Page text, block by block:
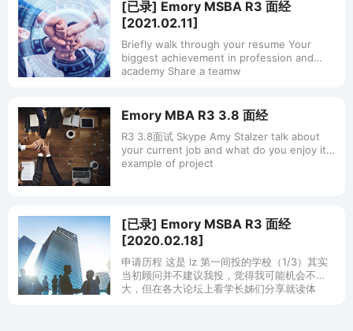
[已录] Emory MSBA R3 面经
[2021.02.11]
Briefly walk through your resume Your
biggest achievement in profession and
academy Share a teamw
Emory MBA R3 3.8 面经
R3 3.8面试 Skype Amy Stalzer talk about
your current job and what do you enjoy it
example of project
[已录] Emory MSBA R3 面经
[2020.02.18]
申请历程 这是 lz 第一间投的学校（1/3）其实
当初顾问并不建议我投，觉得我可能机会不
大，但在各大论坛上看学长姊们分享就读体